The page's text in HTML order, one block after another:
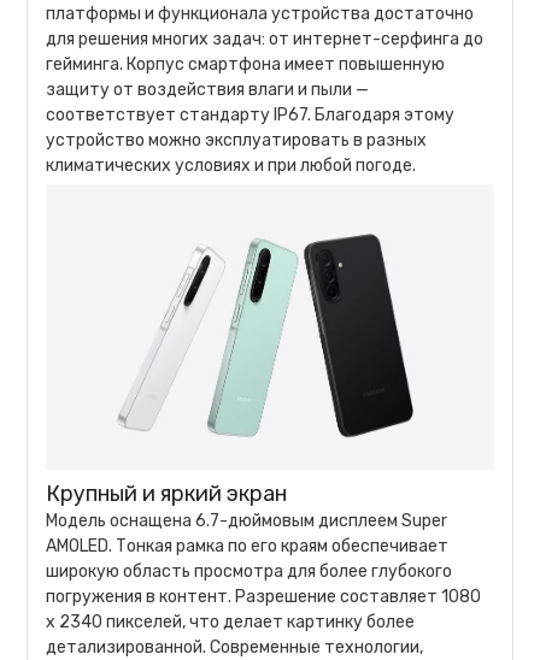
платформы и функционала устройства достаточно
для решения многих задач: от интернет-серфинга до
гейминга. Корпус смартфона имеет повышенную
защиту от воздействия влаги и пыли —
соответствует стандарту IP67. Благодаря этому
устройство можно эксплуатировать в разных
климатических условиях и при любой погоде.
Крупный и яркий экран
Модель оснащена 6.7-дюймовым дисплеем Super
AMOLED. Тонкая рамка по его краям обеспечивает
широкую область просмотра для более глубокого
погружения в контент. Разрешение составляет 1080
х 2340 пикселей, что делает картинку более
детализированной. Современные технологии,